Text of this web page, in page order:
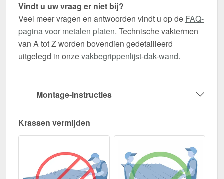
Vindt u uw vraag er niet bij?
Veel meer vragen en antwoorden vindt u op de FAQ-
pagina voor metalen platen. Technische vaktermen
van A tot Z worden bovendien gedetailleerd
uitgelegd in onzevakbegrippenlijst-dak-wand.
Montage-instructies
Krassen vermijden